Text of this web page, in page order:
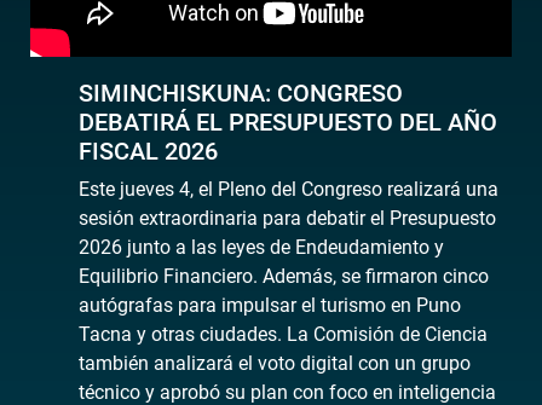
SIMINCHISKUNA: CONGRESO
DEBATIRÁ EL PRESUPUESTO DEL AÑO
FISCAL 2026
Este jueves 4, el Pleno del Congreso realizará una
sesión extraordinaria para debatir el Presupuesto
2026 junto a las leyes de Endeudamiento y
Equilibrio Financiero. Además, se firmaron cinco
autógrafas para impulsar el turismo en Puno
Tacna y otras ciudades. La Comisión de Ciencia
también analizará el voto digital con un grupo
técnico y aprobó su plan con foco en inteligencia